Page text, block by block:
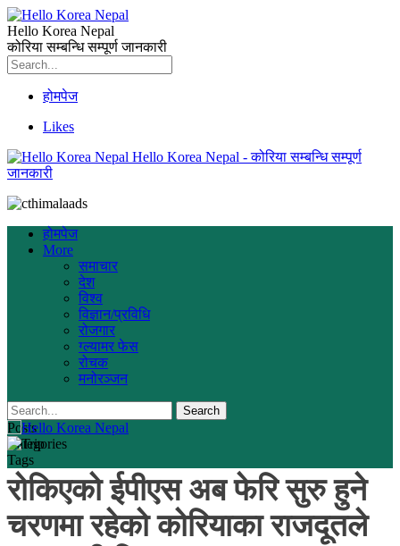
Hello Korea Nepal
कोरिया सम्बन्धि सम्पूर्ण जानकारी
होमपेज
Likes
Hello Korea Nepal - कोरिया सम्बन्धि सम्पूर्ण
जानकारी
होमपेज
More
समाचार
देश
विश्व
विज्ञान/प्रविधि
रोजगार
ग्ल्यामर फेस
रोचक
मनोरञ्जन
Posts
Categories
Tags
रोकिएको ईपीएस अब फेरि सुरु हुने
चरणमा रहेको कोरियाका राजदूतले